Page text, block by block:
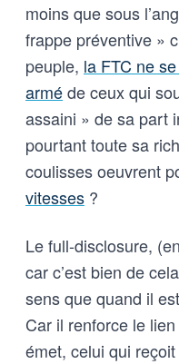
moins que sous
frappe préventive »
peuple, la FTC ne
arméde ceux qui
assaini » de sa part
pourtant toute sa
coulisses oeuvrent
vitesses ?
Le full-disclosure,
car c’est bien de
sens que quand il
Car il renforce le
émet, celui qui